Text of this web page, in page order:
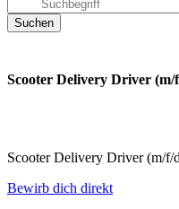
Scooter Delivery Driver
Scooter Delivery Driver (m/
Bewirb dich direkt